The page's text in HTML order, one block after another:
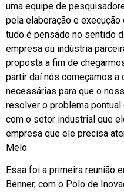
uma equipe de
pela elaboração e
tudo é pensado no sentido
empresa ou indústria
proposta a fim de
partir daí nós começamos
necessárias para que o
resolver o problema
com o setor industrial que
empresa que ele precisa
Melo.
Essa foi a primeira reunião
Benner, com o Polo de